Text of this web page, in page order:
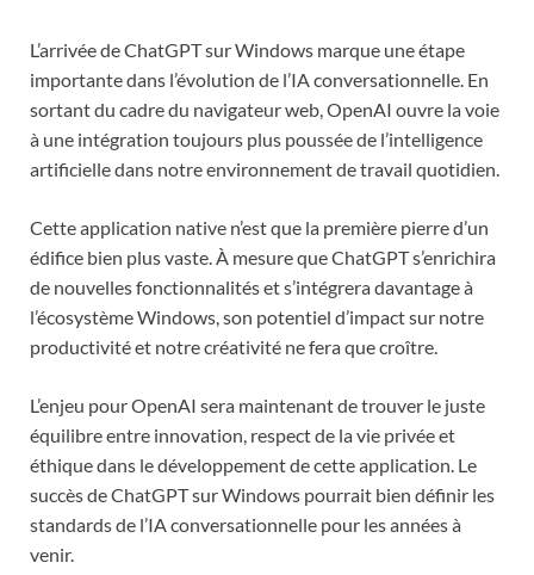
L’arrivée de ChatGPT sur Windows marque une étape
importante dans l’évolution de l’IA conversationnelle. En
sortant du cadre du navigateur web, OpenAI ouvre la voie
à une intégration toujours plus poussée de l’intelligence
artificielle dans notre environnement de travail quotidien.
Cette application native n’est que la première pierre d’un
édifice bien plus vaste. À mesure que ChatGPT s’enrichira
de nouvelles fonctionnalités et s’intégrera davantage à
l’écosystème Windows, son potentiel d’impact sur notre
productivité et notre créativité ne fera que croître.
L’enjeu pour OpenAI sera maintenant de trouver le juste
équilibre entre innovation, respect de la vie privée et
éthique dans le développement de cette application. Le
succès de ChatGPT sur Windows pourrait bien définir les
standards de l’IA conversationnelle pour les années à
venir.